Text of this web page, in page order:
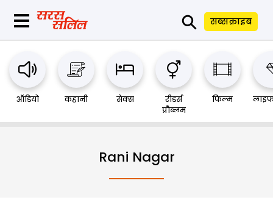
⚲ सब्सक्राइब
ऑडियो कहानी सेक्स
रीडर्स
प्रौब्लम
फिल्म
Rani Nagar